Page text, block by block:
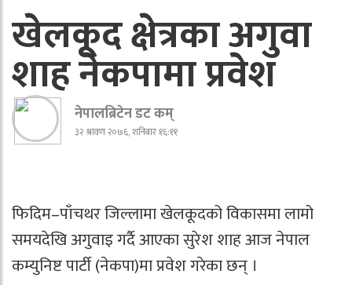
खेलकूद क्षेत्रका अगुवा
शाह नेकपामा प्रवेश
नेपालब्रिटेन डट कम्
३२ श्रावण २०७६, शनिबार १६:११
फिदिम–पाँचथर जिल्लामा खेलकूदको विकासमा लामो
समयदेखि अगुवाइ गर्दै आएका सुरेश शाह आज नेपाल
कम्युनिष्ट पार्टी (नेकपा)मा प्रवेश गरेका छन् ।